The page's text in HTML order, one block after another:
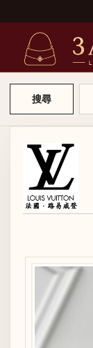
搜尋